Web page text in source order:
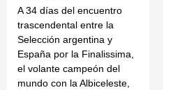
A 34 días del encuentro
trascendental entre la
Selección argentina y
España por la Finalissima,
el volante campeón del
mundo con la Albiceleste,